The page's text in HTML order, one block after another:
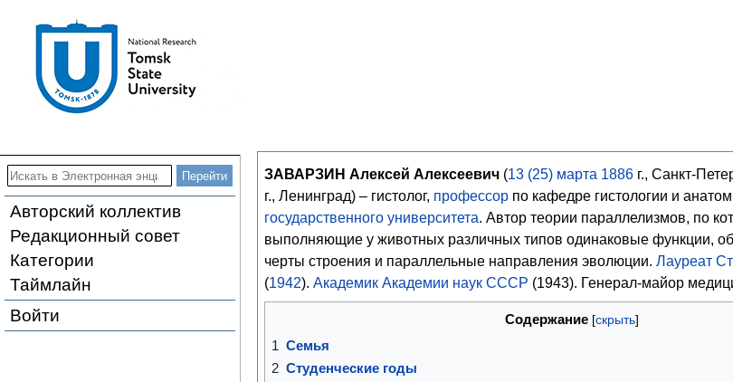
Авторский коллектив
Редакционный совет
Категории
Таймлайн
Войти
ЗАВАРЗИН Алексей Алексеевич(13 (25) марта 1886г., Санкт-
г., Ленинград) – гистолог, профессорпо кафедре гистологии и
государственного университета. Автор теории параллелизмов, по
выполняющие у животных различных типов одинаковые функции,
черты строения и параллельные направления эволюции. Лауреат
(1942). Академик Академии наук СССР (1943). Генерал-майор
Содержание
1 Семья
2 Студенческие годы